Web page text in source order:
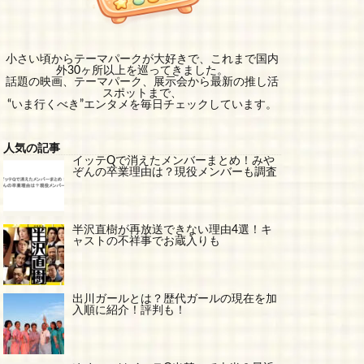
小さい頃からテーマパークが大好きで、これまで国内
外30ヶ所以上を巡ってきました。
話題の映画、テーマパーク、展示会から最新の推し活
スポットまで、
“いま行くべき”エンタメを毎日チェックしています。
人気の記事
イッテQで消えたメンバーまとめ！みや
ぞんの卒業理由は？現役メンバーも調査
半沢直樹が再放送できない理由4選！キ
ャストの不祥事でお蔵入りも
出川ガールとは？歴代ガールの現在を加
入順に紹介！評判も！